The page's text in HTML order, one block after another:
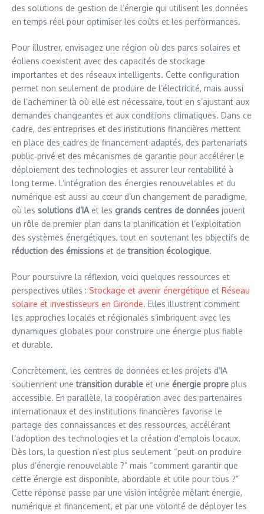
des solutions de gestion de l’énergie qui utilisent les données
en temps réel pour optimiser les coûts et les performances.
Pour illustrer, envisagez une région où des parcs solaires et
éoliens coexistent avec des capacités de stockage
importantes et des réseaux intelligents. Cette configuration
permet non seulement de produire de l’électricité, mais aussi
de l’acheminer là où elle est nécessaire, tout en s’ajustant aux
demandes changeantes et aux conditions climatiques. Dans ce
cadre, des entreprises et des institutions financières mettent
en place des cadres de financement adaptés, des partenariats
public‑privé et des mécanismes de garantie pour accélérer le
déploiement des technologies et assurer leur rentabilité à
long terme. L’intégration des énergies renouvelables et du
numérique est aussi au cœur d’un changement de paradigme,
où les solutions d’IA et les grands centres de données jouent
un rôle de premier plan dans la planification et l’exploitation
des systèmes énergétiques, tout en soutenant les objectifs de
réduction des émissions et detransition écologique.
Pour poursuivre la réflexion, voici quelques ressources et
perspectives utiles : Stockage et avenir énergétique et Réseau
solaire et investisseurs en Gironde. Elles illustrent comment
les approches locales et régionales s’imbriquent avec les
dynamiques globales pour construire une énergie plus fiable
et durable.
Concrètement, les centres de données et les projets d’IA
soutiennent unetransition durable et une énergie propre plus
accessible. En parallèle, la coopération avec des partenaires
internationaux et des institutions financières favorise le
partage des connaissances et des ressources, accélérant
l’adoption des technologies et la création d’emplois locaux.
Dès lors, la question n’est plus seulement “peut‑on produire
plus d’énergie renouvelable ?” mais “comment garantir que
cette énergie est disponible, abordable et utile pour tous ?”
Cette réponse passe par une vision intégrée mêlant énergie,
numérique et financement, et par une volonté de déployer les